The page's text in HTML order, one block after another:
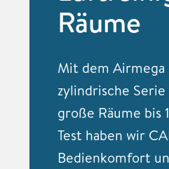
Räume
Mit dem
zylindrische
große Räume bis
Test haben wir
Bedienkomfort